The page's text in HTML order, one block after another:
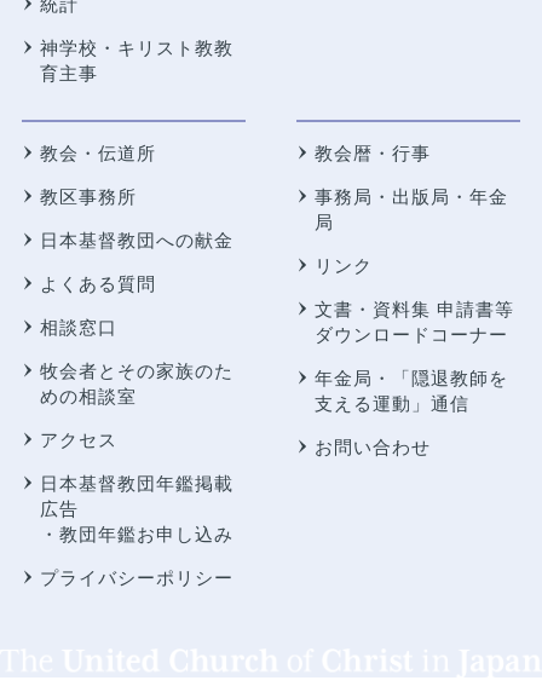
統計
神学校・キリスト教教
育主事
教会・伝道所
教区事務所
日本基督教団への献金
よくある質問
相談窓口
牧会者とその家族のた
めの相談室
アクセス
日本基督教団年鑑掲載
広告
・教団年鑑お申し込み
プライバシーポリシー
教会暦・行事
事務局・出版局・年金
局
リンク
文書・資料集 申請書等
ダウンロードコーナー
年金局・
「隠退教師を
支える運動」通信
お問い合わせ